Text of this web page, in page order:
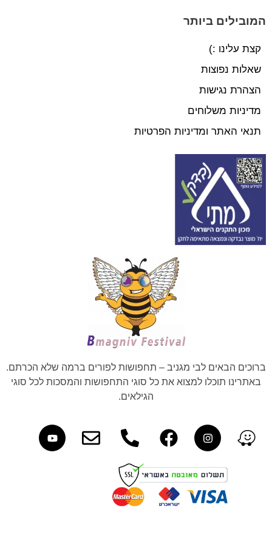
המובילים ביותר
קצת עלינו :)
שאלות נפוצות
הצהרת נגישות
מדיניות משלוחים
תנאי האתר ומדיניות הפרטיות
ברוכים הבאים לבי מגניב – תחפושות לפורים ברמה שלא הכרתם.
באתרינו תוכלו למצוא את כל סוגי התחפושות והמסכות לכל סוגי
הגילאים.